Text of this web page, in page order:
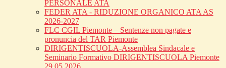
PERSONALE ATA
FEDER ATA - RIDUZIONE ORGANICO ATA AS
2026-2027
FLC CGIL Piemonte – Sentenze non pagate e
pronuncia del TAR Piemonte
DIRIGENTISCUOLA-Assemblea Sindacale e
Seminario Formativo DIRIGENTISCUOLA Piemonte